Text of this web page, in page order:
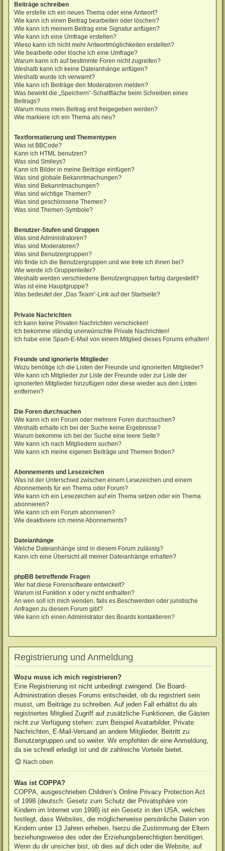
Beiträge schreiben
Wie erstelle ich ein neues Thema oder eine Antwort?
Wie kann ich einen Beitrag bearbeiten oder löschen?
Wie kann ich meinem Beitrag eine Signatur anfügen?
Wie kann ich eine Umfrage erstellen?
Wieso kann ich nicht mehr Antwortmöglichkeiten erstellen?
Wie bearbeite oder lösche ich eine Umfrage?
Warum kann ich auf bestimmte Foren nicht zugreifen?
Weshalb kann ich keine Dateianhänge anfügen?
Weshalb wurde ich verwarnt?
Wie kann ich Beiträge den Moderatoren melden?
Was bewirkt die „Speichern“-Schaltfläche beim Schreiben eines
Beitrags?
Warum muss mein Beitrag erst freigegeben werden?
Wie markiere ich ein Thema als neu?
Textformatierung und Thementypen
Was ist BBCode?
Kann ich HTML benutzen?
Was sind Smileys?
Kann ich Bilder in meine Beiträge einfügen?
Was sind globale Bekanntmachungen?
Was sind Bekanntmachungen?
Was sind wichtige Themen?
Was sind geschlossene Themen?
Was sind Themen-Symbole?
Benutzer-Stufen und Gruppen
Was sind Administratoren?
Was sind Moderatoren?
Was sind Benutzergruppen?
Wo finde ich die Benutzergruppen und wie trete ich ihnen bei?
Wie werde ich Gruppenleiter?
Weshalb werden verschiedene Benutzergruppen farbig dargestellt?
Was ist eine Hauptgruppe?
Was bedeutet der „Das Team“-Link auf der Startseite?
Private Nachrichten
Ich kann keine Privaten Nachrichten verschicken!
Ich bekomme ständig unerwünschte Private Nachrichten!
Ich habe eine Spam-E-Mail von einem Mitglied dieses Forums erhalten!
Freunde und ignorierte Mitglieder
Wozu benötige ich die Listen der Freunde und ignorierten Mitglieder?
Wie kann ich Mitglieder zur Liste der Freunde oder zur Liste der
ignorierten Mitglieder hinzufügen oder diese wieder aus den Listen
entfernen?
Die Foren durchsuchen
Wie kann ich ein Forum oder mehrere Foren durchsuchen?
Weshalb erhalte ich bei der Suche keine Ergebnisse?
Warum bekomme ich bei der Suche eine leere Seite?
Wie kann ich nach Mitgliedern suchen?
Wie kann ich meine eigenen Beiträge und Themen finden?
Abonnements und Lesezeichen
Was ist der Unterschied zwischen einem Lesezeichen und einem
Abonnements für ein Thema oder Forum?
Wie kann ich ein Lesezeichen auf ein Thema setzen oder ein Thema
abonnieren?
Wie kann ich ein Forum abonnieren?
Wie deaktiviere ich meine Abonnements?
Dateianhänge
Welche Dateianhänge sind in diesem Forum zulässig?
Kann ich eine Übersicht all meiner Dateianhänge erhalten?
phpBB betreffende Fragen
Wer hat diese Forensoftware entwickelt?
Warum ist Funktion x oder y nicht enthalten?
An wen soll ich mich wenden, falls es Beschwerden oder juristische
Anfragen zu diesem Forum gibt?
Wie kann ich einen Administrator des Boards kontaktieren?
Registrierung und Anmeldung
Wozu muss ich mich registrieren?
Eine Registrierung ist nicht unbedingt zwingend. Die Board-
Administration dieses Forums entscheidet, ob du registriert sein
musst, um Beiträge zu schreiben. Auf jeden Fall erhältst du als
registriertes Mitglied Zugriff auf zusätzliche Funktionen, die Gästen
nicht zur Verfügung stehen: zum Beispiel Avatarbilder, Private
Nachrichten, E-Mail-Versand an andere Mitglieder, Beitritt zu
Benutzergruppen und so weiter. Wir empfehlen dir eine Anmeldung,
da sie schnell erledigt ist und dir zahlreiche Vorteile bietet.
Nach oben
Was ist COPPA?
COPPA, ausgeschrieben Children’s Online Privacy Protection Act
of 1998 (deutsch: Gesetz zum Schutz der Privatsphäre von
Kindern im Internet von 1998) ist ein Gesetz in den USA, welches
festlegt, dass Websites, die möglicherweise persönliche Daten von
Kindern unter 13 Jahren erheben, hierzu die Zustimmung der Eltern
beziehungsweise des oder der Erziehungsberechtigten benötigen.
Wenn du dir unsicher bist, ob dies auf dich oder die Website, auf